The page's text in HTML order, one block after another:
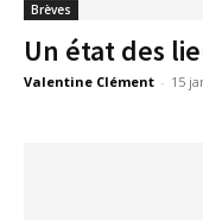
Brèves
Un état des
Valentine Clément - 15